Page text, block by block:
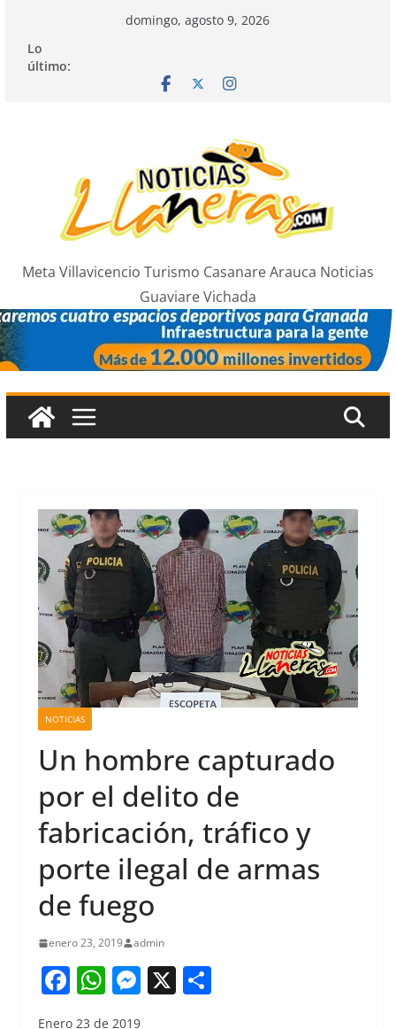
contenido
domingo, agosto 9, 2026
Lo
último:
Meta Villavicencio Turismo Casanare Arauca Noticias
Guaviare Vichada
NOTICIAS
Un hombre capturado
por el delito de
fabricación, tráfico y
porte ilegal de armas
de fuego
enero 23, 2019 admin
F W M X S
Enero 23 de 2019